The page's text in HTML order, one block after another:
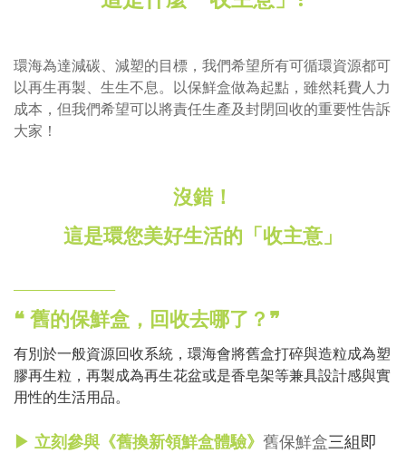
環海為達減碳、減塑的目標，我們希望所有可循環資源都可
以再生再製、生生不息。以保鮮盒做為起點，雖然耗費人力
成本，但我們希望可以將責任生產及封閉回收的重要性告訴
大家！
沒錯！
這是環您美好生活的「​收主意」
❝ 舊的保鮮盒，回收去哪了？ ❞
有別於一般資源回收系統，環海會將舊盒打碎與造粒成為塑
膠再生粒，再製成為再生花盆或是香皂架等兼具設計感與實
用性的生活用品。
▶ 立刻參與《舊換新領鮮盒體驗》 舊保鮮盒三組即